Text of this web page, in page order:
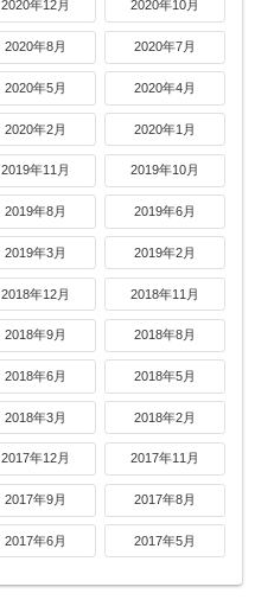
2020年12月 2020年10月
2020年8月 2020年7月
2020年5月 2020年4月
2020年2月 2020年1月
2019年11月 2019年10月
2019年8月 2019年6月
2019年3月 2019年2月
2018年12月 2018年11月
2018年9月 2018年8月
2018年6月 2018年5月
2018年3月 2018年2月
2017年12月 2017年11月
2017年9月 2017年8月
2017年6月 2017年5月